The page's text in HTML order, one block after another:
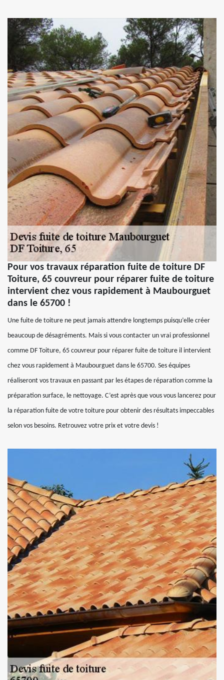
Pour vos travaux réparation fuite de toiture DF
Toiture, 65 couvreur pour réparer fuite de toiture
intervient chez vous rapidement à Maubourguet
dans le 65700 !
Une fuite de toiture ne peut jamais attendre longtemps puisqu’elle créer
beaucoup de désagréments. Mais si vous contacter un vrai professionnel
comme DF Toiture, 65 couvreur pour réparer fuite de toiture il intervient
chez vous rapidement à Maubourguet dans le 65700. Ses équipes
réaliseront vos travaux en passant par les étapes de réparation comme la
préparation surface, le nettoyage. C’est après que vous vous lancerez pour
la réparation fuite de votre toiture pour obtenir des résultats impeccables
selon vos besoins. Retrouvez votre prix et votre devis !